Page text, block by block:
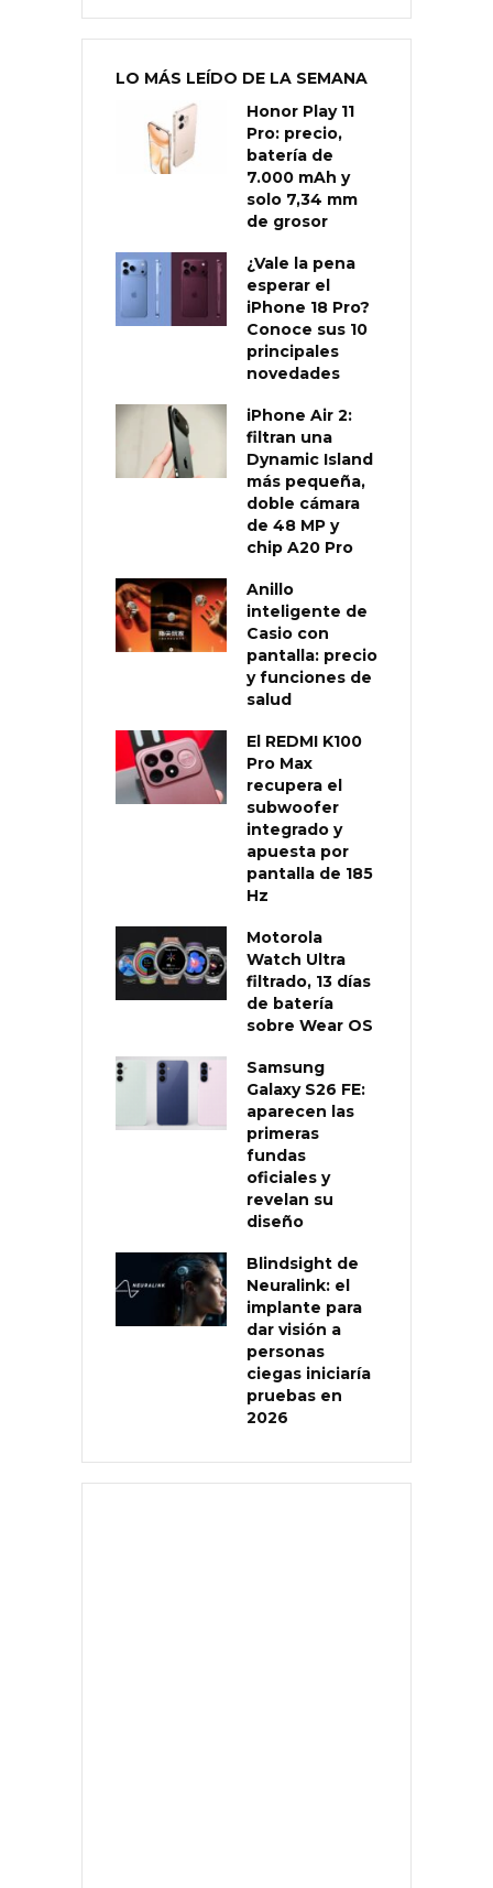
LO MÁS LEÍDO DE LA SEMANA
Honor Play 11
Pro: precio,
batería de
7.000 mAh y
solo 7,34 mm
de grosor
¿Vale la pena
esperar el
iPhone 18 Pro?
Conoce sus 10
principales
novedades
iPhone Air 2:
filtran una
Dynamic Island
más pequeña,
doble cámara
de 48 MP y
chip A20 Pro
Anillo
inteligente de
Casio con
pantalla: precio
y funciones de
salud
El REDMI K100
Pro Max
recupera el
subwoofer
integrado y
apuesta por
pantalla de 185
Hz
Motorola
Watch Ultra
filtrado, 13 días
de batería
sobre Wear OS
Samsung
Galaxy S26 FE:
aparecen las
primeras
fundas
oficiales y
revelan su
diseño
Blindsight de
Neuralink: el
implante para
dar visión a
personas
ciegas iniciaría
pruebas en
2026